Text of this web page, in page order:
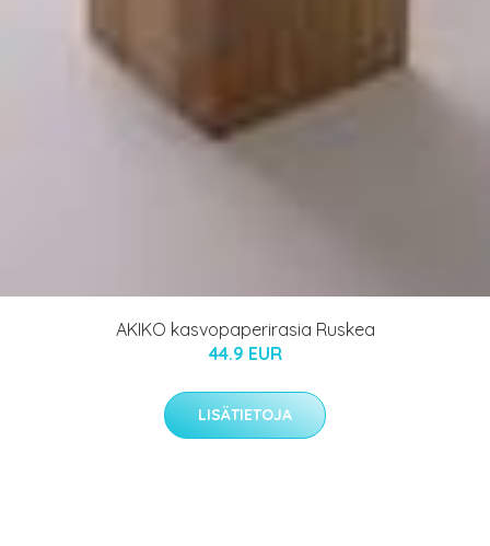
AKIKO kasvopaperirasia Ruskea
44.9 EUR
LISÄTIETOJA